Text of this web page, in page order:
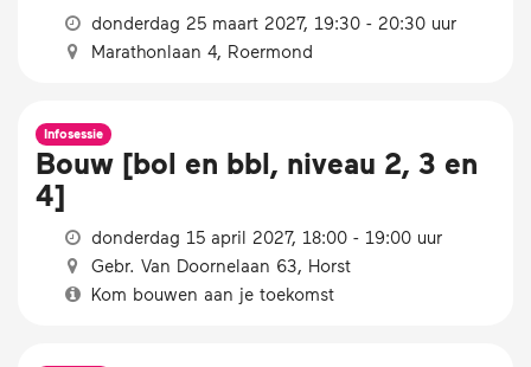
donderdag 25 maart 2027, 19:30 - 20:30 uur
Marathonlaan 4, Roermond
Infosessie
Bouw [bol en bbl, niveau 2, 3 en
4]
donderdag 15 april 2027, 18:00 - 19:00 uur
Gebr. Van Doornelaan 63, Horst
Kom bouwen aan je toekomst